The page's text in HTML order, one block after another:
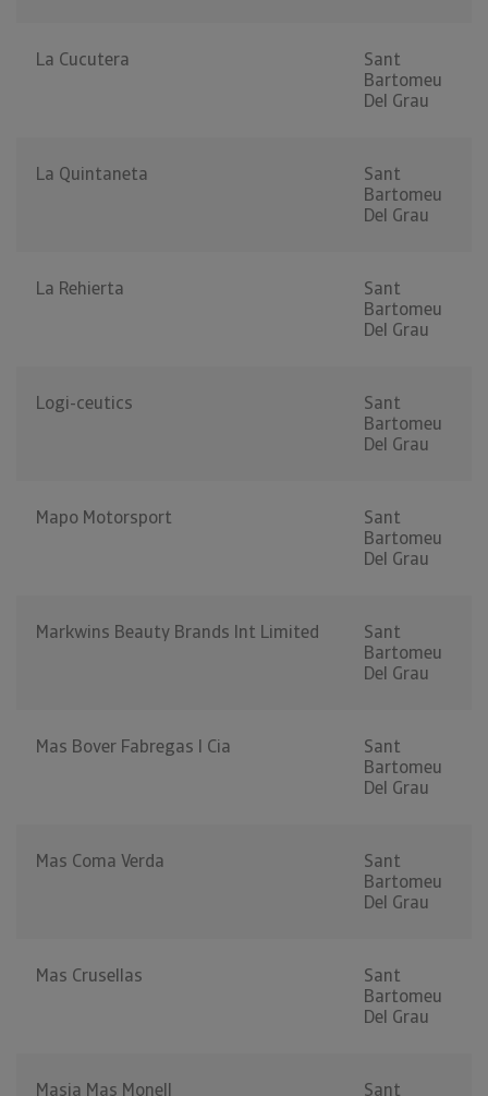
La Cucutera
Sant
Bartomeu
Del Grau
La Quintaneta
Sant
Bartomeu
Del Grau
La Rehierta
Sant
Bartomeu
Del Grau
Logi-ceutics
Sant
Bartomeu
Del Grau
Mapo Motorsport
Sant
Bartomeu
Del Grau
Markwins Beauty Brands Int Limited
Sant
Bartomeu
Del Grau
Mas Bover Fabregas I Cia
Sant
Bartomeu
Del Grau
Mas Coma Verda
Sant
Bartomeu
Del Grau
Mas Crusellas
Sant
Bartomeu
Del Grau
Masia Mas Monell Sant